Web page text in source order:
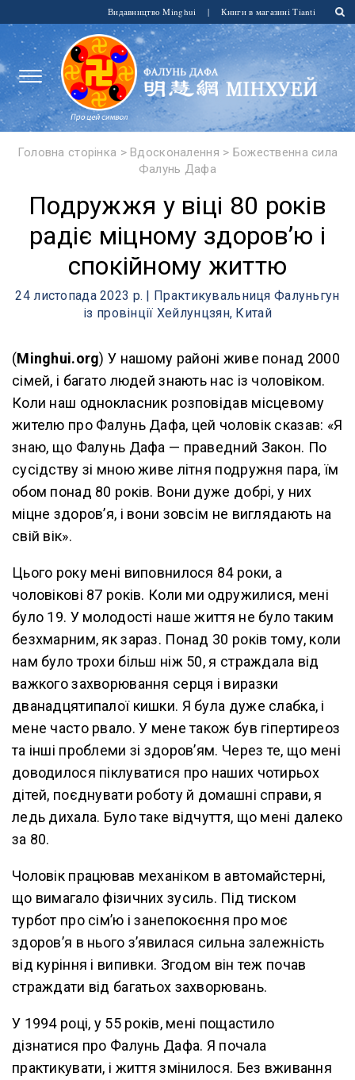
Видавництво Minghui | Книги в магазині Tianti
Головна сторінка > Вдосконалення > Божественна сила
Фалунь Дафа
Подружжя у віці 80 років
радіє міцному здоров’ю і
спокійному життю
24 листопада 2023 р. | Практикувальниця Фалуньгун
із провінції Хейлунцзян, Китай
(Minghui.org) У нашому районі живе понад 2000
сімей, і багато людей знають нас із чоловіком.
Коли наш однокласник розповідав місцевому
жителю про Фалунь Дафа, цей чоловік сказав: «Я
знаю, що Фалунь Дафа — праведний Закон. По
сусідству зі мною живе літня подружня пара, їм
обом понад 80 років. Вони дуже добрі, у них
міцне здоров’я, і вони зовсім не виглядають на
свій вік».
Цього року мені виповнилося 84 роки, а
чоловікові 87 років. Коли ми одружилися, мені
було 19. У молодості наше життя не було таким
безхмарним, як зараз. Понад 30 років тому, коли
нам було трохи більш ніж 50, я страждала від
важкого захворювання серця і виразки
дванадцятипалої кишки. Я була дуже слабка, і
мене часто рвало. У мене також був гіпертиреоз
та інші проблеми зі здоров’ям. Через те, що мені
доводилося піклуватися про наших чотирьох
дітей, поєднувати роботу й домашні справи, я
ледь дихала. Було таке відчуття, що мені далеко
за 80.
Чоловік працював механіком в автомайстерні,
що вимагало фізичних зусиль. Під тиском
турбот про сім’ю і занепокоєння про моє
здоров’я в нього з’явилася сильна залежність
від куріння і випивки. Згодом він теж почав
страждати від багатьох захворювань.
У 1994 році, у 55 років, мені пощастило
дізнатися про Фалунь Дафа. Я почала
практикувати, і життя змінилося. Без вживання